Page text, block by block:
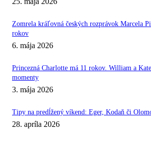
Zomrela kráľovná českých rozprávok Marcela
rokov
6. mája 2026
Princezná Charlotte má 11 rokov. William a
momenty
3. mája 2026
Tipy na predĺžený víkend: Eger, Kodaň či
28. apríla 2026